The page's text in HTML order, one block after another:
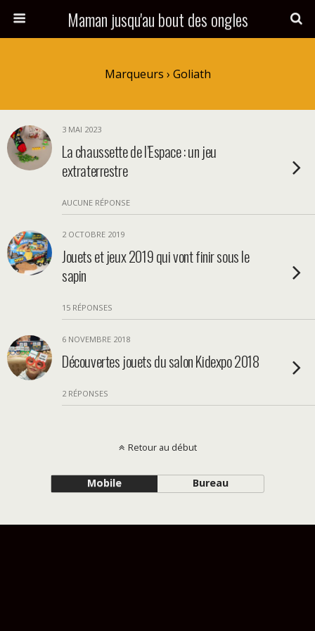
Maman jusqu'au bout des ongles
Marqueurs › Goliath
3 MAI 2023
La chaussette de l’Espace : un jeu
extraterrestre
AUCUNE RÉPONSE
2 OCTOBRE 2019
Jouets et jeux 2019 qui vont finir sous le
sapin
15 RÉPONSES
6 NOVEMBRE 2018
Découvertes jouets du salon Kidexpo 2018
2 RÉPONSES
Retour au début
Mobile Bureau